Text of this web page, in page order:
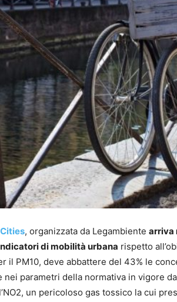
, organizzata da Legambiente arriva
di mobilità urbana rispetto
il PM10, deve abbattere del 43% le
parametri della normativa in vigore
un pericoloso gas tossico la cui